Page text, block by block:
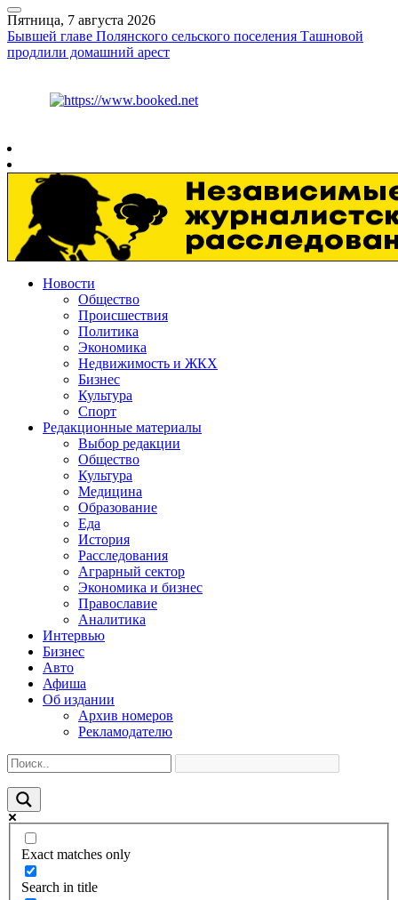
Пятница, 7 августа 2026
Бывшей главе Полянского сельского поселения Ташновой
продлили домашний арест
Новости
Общество
Происшествия
Политика
Экономика
Недвижимость и ЖКХ
Бизнес
Культура
Спорт
Редакционные материалы
Выбор редакции
Общество
Культура
Медицина
Образование
Еда
История
Расследования
Аграрный сектор
Экономика и бизнес
Православие
Аналитика
Интервью
Бизнес
Авто
Афиша
Об издании
Архив номеров
Рекламодателю
Exact matches only
Search in title